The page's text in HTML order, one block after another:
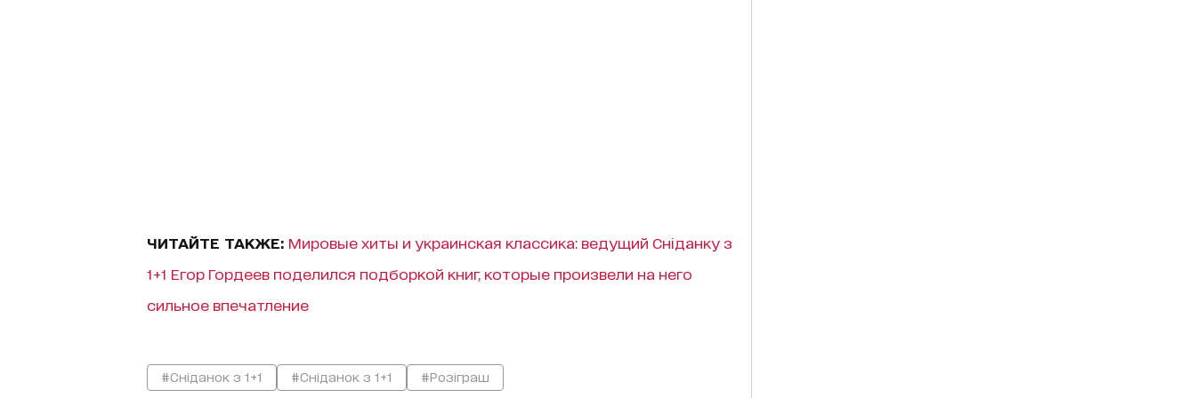
ЧИТАЙТЕ ТАКЖЕ: Мировые хиты и украинская классика: ведущий Сніданку з
1+1 Егор Гордеев поделился подборкой книг, которые произвели на него
сильное впечатление
#Сніданок з 1+1 #Сніданок з 1+1 #Розіграш